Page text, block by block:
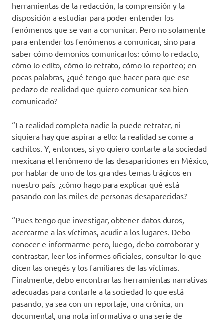
herramientas de la redacción, la comprensión y la
disposición a estudiar para poder entender los
fenómenos que se van a comunicar. Pero no solamente
para entender los fenómenos a comunicar, sino para
saber cómo demonios comunicarlos: cómo lo redacto,
cómo lo edito, cómo lo retrato, cómo lo reporteo; en
pocas palabras, ¿qué tengo que hacer para que ese
pedazo de realidad que quiero comunicar sea bien
comunicado?
“La realidad completa nadie la puede retratar, ni
siquiera hay que aspirar a ello: la realidad se come a
cachitos. Y, entonces, si yo quiero contarle a la sociedad
mexicana el fenómeno de las desapariciones en México,
por hablar de uno de los grandes temas trágicos en
nuestro país, ¿cómo hago para explicar qué está
pasando con las miles de personas desaparecidas?
“Pues tengo que investigar, obtener datos duros,
acercarme a las víctimas, acudir a los lugares. Debo
conocer e informarme pero, luego, debo corroborar y
contrastar, leer los informes oficiales, consultar lo que
dicen las onegés y los familiares de las víctimas.
Finalmente, debo encontrar las herramientas narrativas
adecuadas para contarle a la sociedad lo que está
pasando, ya sea con un reportaje, una crónica, un
documental, una nota informativa o una serie de